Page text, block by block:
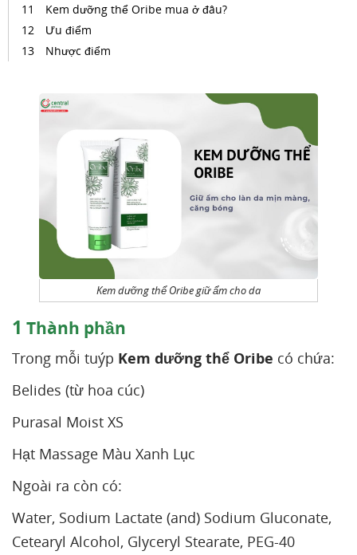
Kem dưỡng thể Oribe mua ở đâu?
Ưu điểm
Nhược điểm
Kem dưỡng thể Oribe giữ ẩm cho da
1 Thành phần
Trong mỗi tuýp Kem dưỡng thể Oribe có chứa:
Belides (từ hoa cúc)
Purasal Moist XS
Hạt Massage Màu Xanh Lục
Ngoài ra còn có:
Water, Sodium Lactate (and) Sodium Gluconate,
Cetearyl Alcohol, Glyceryl Stearate, PEG-40